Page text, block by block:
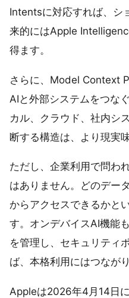
Intentsに対応すれば、シ
来的にはApple
得ます。
さらに、Model Context
AIと外部システムをつな
カル、クラウド、社内シ
断する構造は、より現実
ただし、企業利用で問わ
はありません。どのデー
からアクセスできるかと
す。オンデバイスAI機能
を管理し、セキュリティ
ば、本格利用にはつなが
Appleは2026年4月14日